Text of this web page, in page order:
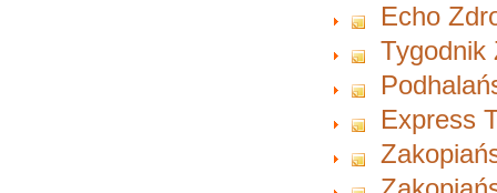
Echo
Tygodnik
Express